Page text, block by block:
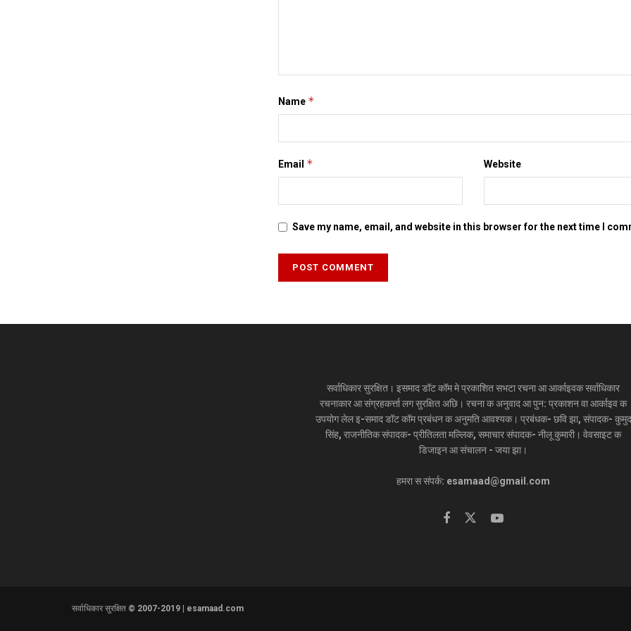
Name *
Email * Website
Save my name, email, and website in this browser for the next time I
सर्वाधिकार सुरक्षित। इसमाद डॉट कॉम मे प्रकाशित सभटा रचना आ आर्काइवक सर्वाधिकार
रचनाकार आ संग्रहकर्त्ता लग सुरक्षित अछि। रचना क अनुवाद आ पुन: प्रकाशन वा आर्काइव क
उपयोग लेल इ-समाद डॉट कॉम प्रबंधन क अनुमति आवश्यक। प्रबंधक- छवि झा, संपादक- कुमुद
सिंह, राजनीतिक संपादक- प्रीतिलता मल्लिक, समाचार संपादक- नीलू कुमारी। वेवसाइट क
डिजाइन आ संचालन - जया झा।
हमरा स संपर्क: esamaad@gmail.com
सर्वाधिकार सुरक्षित © 2007-2019 | esamaad.com